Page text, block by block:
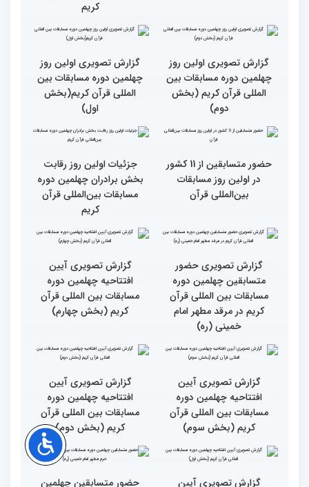
جایزه بگیر» در حاشیه
برگزاری مسابقات بین‌المللی
میزبانی عالی ایران برای
مسابقات بین‌المللی قرآن/
تجربه زیاد ایران در برگزاری
طنینی به وسعت یک جهان/
گزارش توصیفی و حاشیه
نگاری از حال و هوای اولین
جزئیات اولین روز رقابت
بخش بانوان مسابقات
بین‌المللی قرآن کریم
دوره مسابقات بین المللی
قرآن آغاز شد
نوبت اجرای شرکت‌کنندگان
مسابقات بین‌المللی قرآن در
بخش خواهران اعلام شد
تشکیل نشست هماهنگی
هیئت داوران مسابقات
بین‌المللی قرآن در بخش
خواهران
گزارش تصویری نشست
توجیهی داوران ویژه
مسابقات بین المللی قرآن
کریم
گزارش تصویری اولین روز
چهلمین دوره مسابقات بین
المللی قرآن کریم (بخش
دوم)
گزارش تصویری اولین روز
چهلمین دوره مسابقات بین
المللی قرآن کریم(بخش
اول)